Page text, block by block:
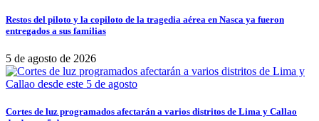
Restos del piloto y la copiloto de la tragedia aérea en Nasca ya fueron
entregados a sus familias
5 de agosto de 2026
Cortes de luz programados afectarán a varios distritos de Lima y Callao